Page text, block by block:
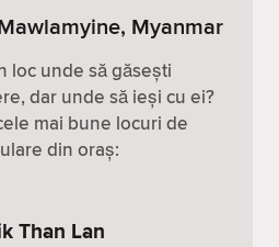
Myanmar
loc unde să găsești
dar unde să ieși cu ei?
mai bune locuri de
din oraș:
Than Lan